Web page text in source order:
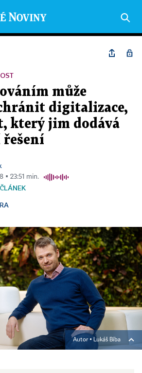
může
digitalizace,
který jim dodává
▪ 23:51 min.
Autor ▪ Lukáš Bíba